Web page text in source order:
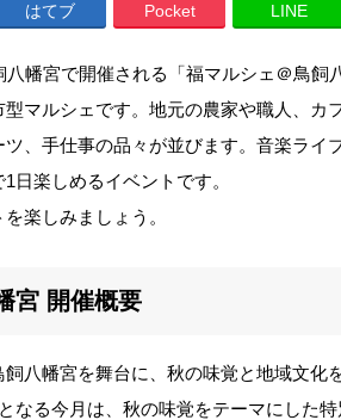
はてブ Pocket LINE
幡宮で開催される「福マルシェ＠鳥飼
マルシェです。地元の農家や職人、カ
、手仕事の品々が並びます。音楽ライ
日楽しめるイベントです。
楽しみましょう。
宮 開催概要
八幡宮を舞台に、秋の味覚と地域文化
なる今月は、秋の味覚をテーマにした特